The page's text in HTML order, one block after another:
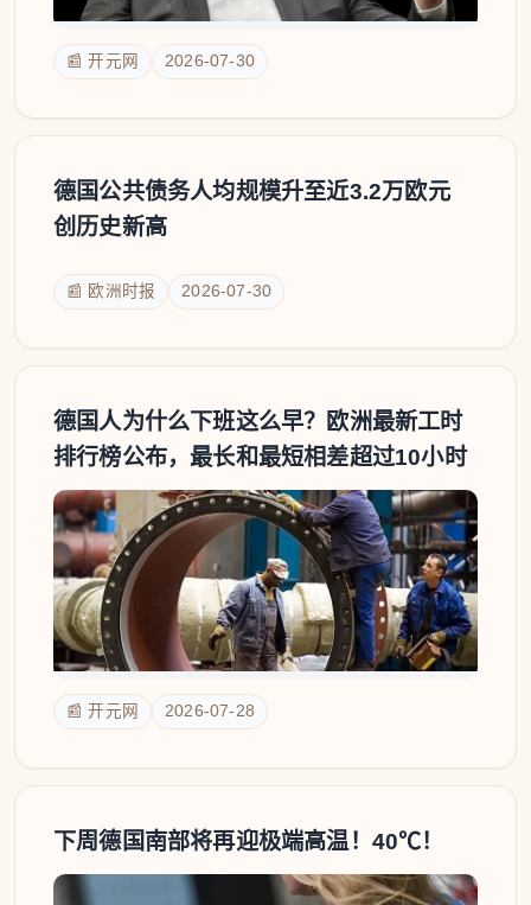
📰 开元网 2026-07-30
德国公共债务人均规模升至近3.2万欧元
创历史新高
📰 欧洲时报 2026-07-30
德国人为什么下班这么早？欧洲最新工时
排行榜公布，最长和最短相差超过10小时
📰 开元网 2026-07-28
下周德国南部将再迎极端高温！40℃！